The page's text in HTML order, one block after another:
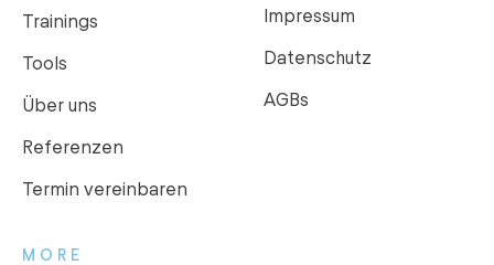
Trainings
Tools
Über uns
Referenzen
Termin vereinbaren
Impressum
Datenschutz
AGBs
MORE